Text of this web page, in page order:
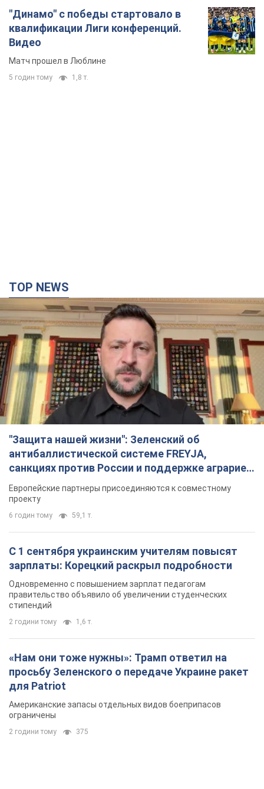
"Динамо" с победы стартовало в
квалификации Лиги конференций.
Видео
Матч прошел в Люблине
5 годин тому 1,8 т.
TOP NEWS
"Защита нашей жизни": Зеленский об
антибаллистической системе FREYJA,
санкциях против России и поддержке аграриев.
Видео
Европейские партнеры присоединяются к совместному
проекту
6 годин тому 59,1 т.
С 1 сентября украинским учителям повысят
зарплаты: Корецкий раскрыл подробности
Одновременно с повышением зарплат педагогам
правительство объявило об увеличении студенческих
стипендий
2 години тому 1,6 т.
«Нам они тоже нужны»: Трамп ответил на
просьбу Зеленского о передаче Украине ракет
для Patriot
Американские запасы отдельных видов боеприпасов
ограничены
2 години тому 375